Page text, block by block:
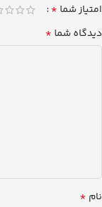
امتیاز شما *
دیدگاه شما *
نام *